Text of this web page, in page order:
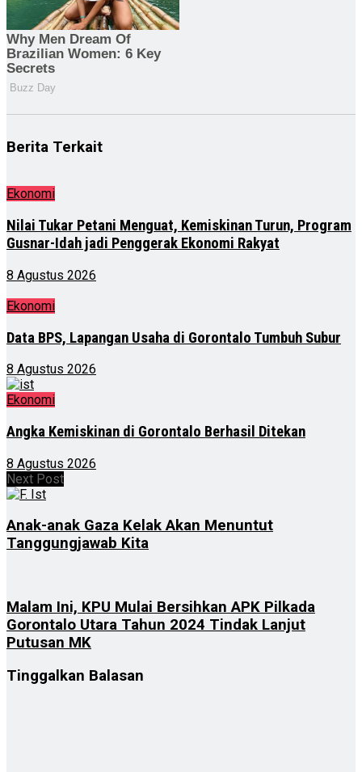
Berita Terkait
Ekonomi
Nilai Tukar Petani Menguat, Kemiskinan Turun, Program
Gusnar-Idah jadi Penggerak Ekonomi Rakyat
8 Agustus 2026
Ekonomi
Data BPS, Lapangan Usaha di Gorontalo Tumbuh Subur
8 Agustus 2026
Ekonomi
Angka Kemiskinan di Gorontalo Berhasil Ditekan
8 Agustus 2026
Next Post
Anak-anak Gaza Kelak Akan Menuntut
Tanggungjawab Kita
Malam Ini, KPU Mulai Bersihkan APK Pilkada
Gorontalo Utara Tahun 2024 Tindak Lanjut
Putusan MK
Tinggalkan Balasan